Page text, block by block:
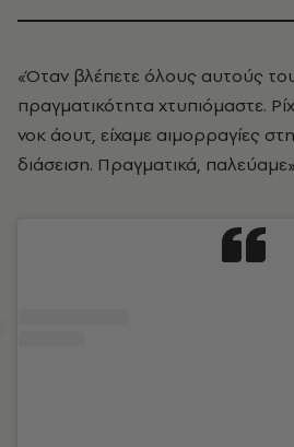
«Όταν βλέπετε όλους αυτούς
πραγματικότητα χτυπιόμαστε.
νοκ άουτ, είχαμε αιμορραγίες
διάσειση. Πραγματικά,